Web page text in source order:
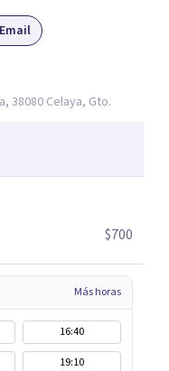
el
persona. Ofrezco
las necesidades de
de forma online.
desde mi
Email
38080 Celaya, Gto.
$700
Más horas
16:40
19:10